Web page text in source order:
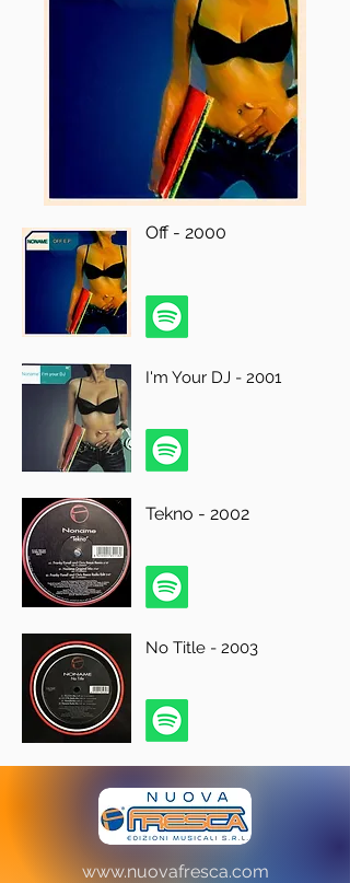
Off - 2000
I'm Your DJ - 2001
Tekno - 2002
No Title - 2003
www.nuovafresca.com